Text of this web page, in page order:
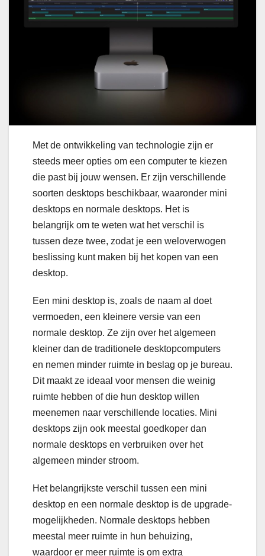
Met de ontwikkeling van technologie zijn er
steeds meer opties om een computer te kiezen
die past bij jouw wensen. Er zijn verschillende
soorten desktops beschikbaar, waaronder mini
desktops en normale desktops. Het is
belangrijk om te weten wat het verschil is
tussen deze twee, zodat je een weloverwogen
beslissing kunt maken bij het kopen van een
desktop.
Een mini desktop is, zoals de naam al doet
vermoeden, een kleinere versie van een
normale desktop. Ze zijn over het algemeen
kleiner dan de traditionele desktopcomputers
en nemen minder ruimte in beslag op je bureau.
Dit maakt ze ideaal voor mensen die weinig
ruimte hebben of die hun desktop willen
meenemen naar verschillende locaties. Mini
desktops zijn ook meestal goedkoper dan
normale desktops en verbruiken over het
algemeen minder stroom.
Het belangrijkste verschil tussen een mini
desktop en een normale desktop is de upgrade-
mogelijkheden. Normale desktops hebben
meestal meer ruimte in hun behuizing,
waardoor er meer ruimte is om extra